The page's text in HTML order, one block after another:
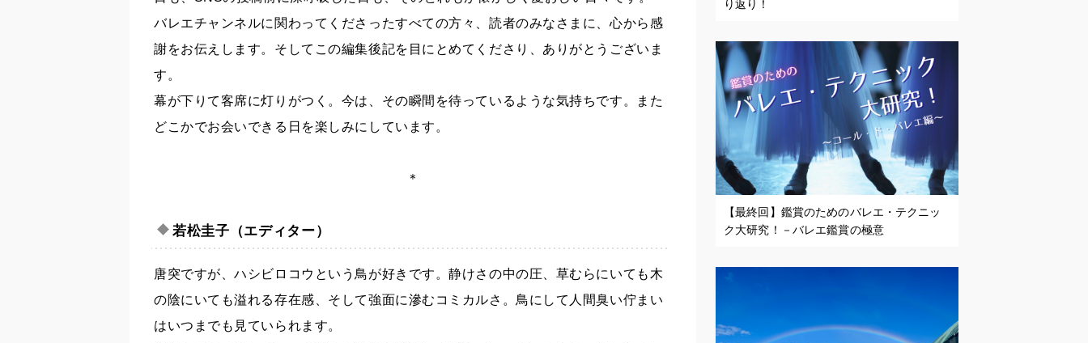
バレエチャンネルに関わってくださったすべての方々、読者のみなさまに、心から感
謝をお伝えします。そしてこの編集後記を目にとめてくださり、ありがとうございま
す。
幕が下りて客席に灯りがつく。今は、その瞬間を待っているような気持ちです。また
どこかでお会いできる日を楽しみにしています。
＊
若松圭子（エディター）
唐突ですが、ハシビロコウという鳥が好きです。静けさの中の圧、草むらにいても木
の陰にいても溢れる存在感、そして強面に滲むコミカルさ。鳥にして人間臭い佇まい
はいつまでも見ていられます。
り返り！
【最終回】鑑賞のためのバレエ・テクニッ
ク大研究！－バレエ鑑賞の極意